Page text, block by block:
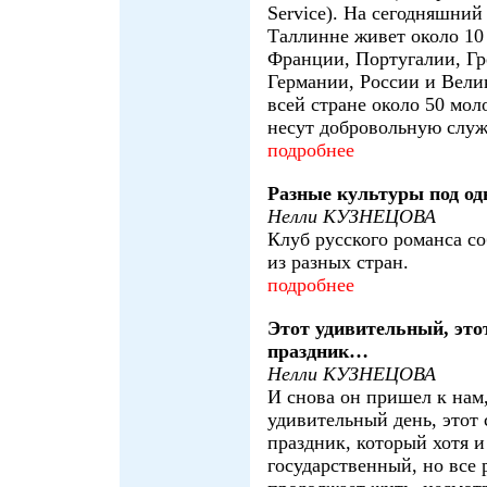
Service). На сегодняшний
Таллинне живет около 10
Франции, Португалии,
Германии, России и
всей стране около 50
несут добровольную
подробнее
Разные культуры под
Нелли КУЗНЕЦОВА
Клуб русского романса
из разных стран.
подробнее
Этот удивительный,
праздник…
Нелли КУЗНЕЦОВА
И снова он пришел к
удивительный день, этот
праздник, который хотя
государственный, но все